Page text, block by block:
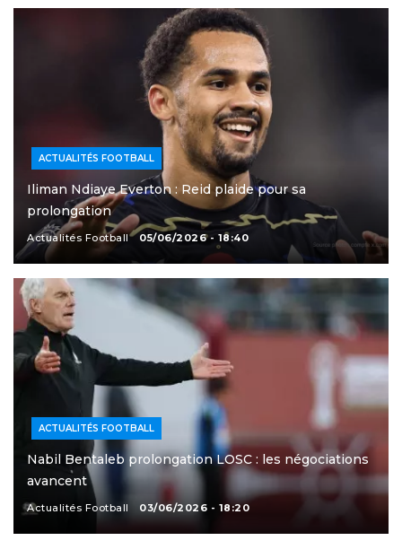
ACTUALITÉS FOOTBALL
Iliman Ndiaye Everton : Reid plaide pour sa
prolongation
Actualités Football 05/06/2026 - 18:40
ACTUALITÉS FOOTBALL
Nabil Bentaleb prolongation LOSC : les négociations
avancent
Actualités Football 03/06/2026 - 18:20